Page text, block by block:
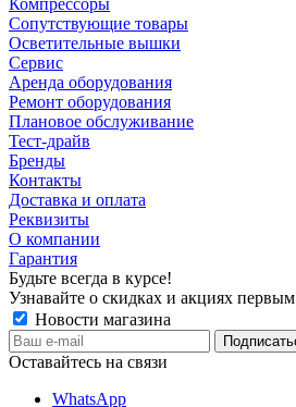
Сопутствующие товары
Осветительные вышки
Сервис
Аренда оборудования
Ремонт оборудования
Плановое обслуживание
Тест-драйв
Бренды
Контакты
Доставка и оплата
Реквизиты
О компании
Гарантия
Будьте всегда в курсе!
Узнавайте о скидках и акциях первым
Новости магазина
Оставайтесь на связи
WhatsApp